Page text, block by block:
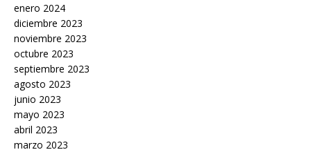
enero 2024
diciembre 2023
noviembre 2023
octubre 2023
septiembre 2023
agosto 2023
junio 2023
mayo 2023
abril 2023
marzo 2023